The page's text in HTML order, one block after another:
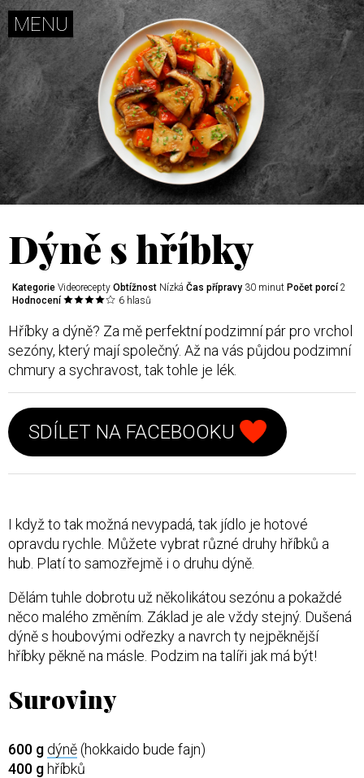
MENU
ZÁPISNÍK
SKROMNÁ
KUCHYNĚ
PRKÝNKO
RECEPTY
ARCHIV
INZERCE
KONTAKT
Další
weby
SCUK
Vyhledávání
Sociální
sítě
FACEBOOK
INSTAGRAM
Dýně s hříbky
Kategorie Videorecepty Obtížnost Nízká Čas přípravy 30 minut Počet porcí 2
Hodnocení
6 hlasů
Hříbky a dýně? Za mě perfektní podzimní pár pro vrchol
sezóny, který mají společný. Až na vás půjdou podzimní
chmury a sychravost, tak tohle je lék.
SDÍLET NA FACEBOOKU
I když to tak možná nevypadá, tak jídlo je hotové
opravdu rychle. Můžete vybrat různé druhy hříbků a
hub. Platí to samozřejmě i o druhu dýně.
Dělám tuhle dobrotu už několikátou sezónu a pokaždé
něco malého změním. Základ je ale vždy stejný. Dušená
dýně s houbovými odřezky a navrch ty nejpěknější
hříbky pěkně na másle. Podzim na talíři jak má být!
Suroviny
600 g dýně(hokkaido bude fajn)
400 g hříbků